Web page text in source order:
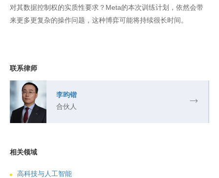
对其数据控制权的实质性要求？Meta的本次训练计划，依然会带
来更多更复杂的操作问题，这种博弈可能将持续很长时间。
联系律师
李昀锴
合伙人
相关领域
高科技与人工智能